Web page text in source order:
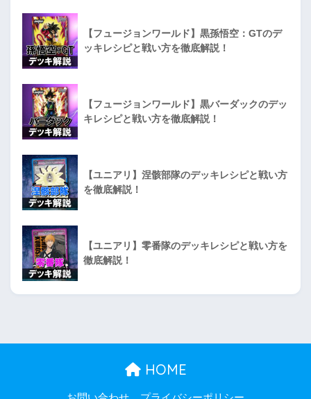
【フュージョンワールド】黒孫悟空：GTのデ
ッキレシピと戦い方を徹底解説！
【フュージョンワールド】黒バーダックのデッ
キレシピと戦い方を徹底解説！
【ユニアリ】涅骸部隊のデッキレシピと戦い方
を徹底解説！
【ユニアリ】零番隊のデッキレシピと戦い方を
徹底解説！
HOME